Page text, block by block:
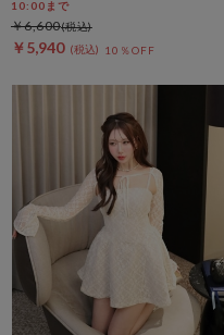
10:00まで
￥5,940 10％OFF
￥6,600